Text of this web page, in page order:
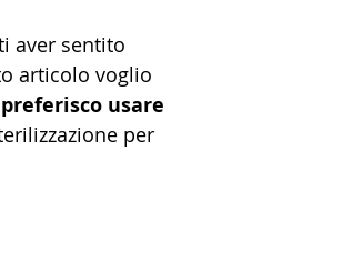
aver sentito
articolo voglio
usare
per